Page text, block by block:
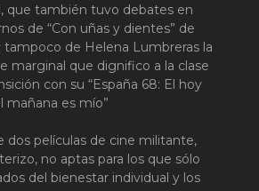
que también tuvo debates en
de “Con uñas y dientes” de
tampoco de Helena Lumbreras la
marginal que dignifico a la clase
con su “España 68: El hoy
mañana es mío”
dos películas de cine militante,
no aptas para los que sólo
del bienestar individual y los